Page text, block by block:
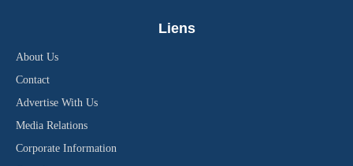
Liens
About Us
Contact
Advertise With Us
Media Relations
Corporate Information